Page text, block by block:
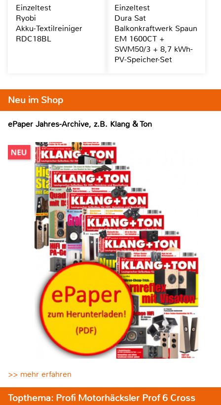
Neu im Shop
ePaper Jahres-Archive, z.B. Klang & Ton
>> mehr erfahren
Topthema: Profi Motorhäcksler Prof 6 Cross
Einzeltest
Ryobi
Akku-Textilreiniger
RDC18BL
Einzeltest
Dura Sat
Balkonkraftwerk Spaun
EM 1600CT +
SWM50/3 + 8,7 kWh-
PV-Speicher-Set